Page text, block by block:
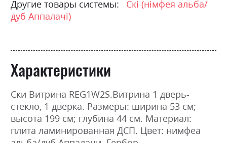
Другие товары системы:
Скі (німфея альба/
дуб Аппалачі)
Характеристики
Ски Витрина REG1W2S.Витрина 1 дверь-
стекло, 1 дверка. Размеры: ширина 53 см;
высота 199 см; глубина 44 см. Материал:
плита ламинированная ДСП. Цвет: нимфеа